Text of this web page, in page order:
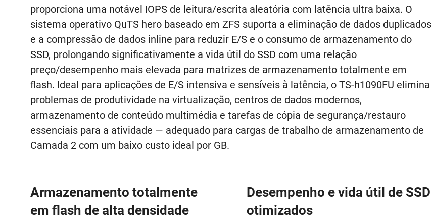
proporciona uma notável IOPS de leitura/escrita aleatória com latência ultra baixa. O
sistema operativo QuTS hero baseado em ZFS suporta a eliminação de dados duplicados
e a compressão de dados inline para reduzir E/S e o consumo de armazenamento do
SSD, prolongando significativamente a vida útil do SSD com uma relação
preço/desempenho mais elevada para matrizes de armazenamento totalmente em
flash. Ideal para aplicações de E/S intensiva e sensíveis à latência, o TS-h1090FU elimina
problemas de produtividade na virtualização, centros de dados modernos,
armazenamento de conteúdo multimédia e tarefas de cópia de segurança/restauro
essenciais para a atividade — adequado para cargas de trabalho de armazenamento de
Camada 2 com um baixo custo ideal por GB.
Armazenamento totalmente
em flash de alta densidade
Desempenho e vida útil de SSD
otimizados